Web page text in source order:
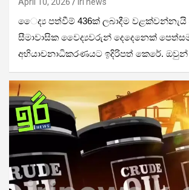
ෛද්‍ය පත්වීම් 436ක් ලබාදීම වළක්වන්නැයි
සීමාවාසික වෛද්‍යවරුන් දෙදෙනෙක්
අභියාචනාධිකරණයට ඉදිරිපත් කෙරේ.